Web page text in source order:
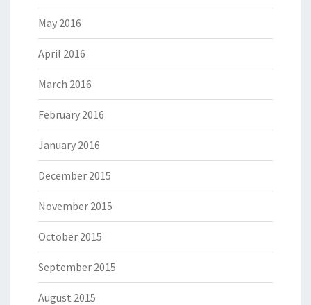
May 2016
April 2016
March 2016
February 2016
January 2016
December 2015
November 2015
October 2015
September 2015
August 2015